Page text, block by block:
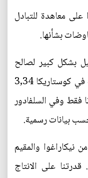
على معاهدة للتبادل
بشأنها.
بشكل كبير لصالح
الصين. فتبلغ قيمة الواردات الصينية في كوستاريكا 3,34
والصادرات 400 مليونا فقط وفي السلفادور
نيكاراغوا والمقيم
على الانتاج